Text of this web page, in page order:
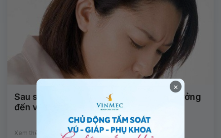
Sau sinh bị ho gây đau ổ bụng có ảnh hưởng
đến vết mổ không?
Xem thêm
×